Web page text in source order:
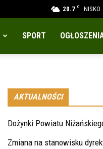
20.7 C NISKO
SPORT
AKTUALNOŚCI
Dożynki Powiatu
Zmiana na stanowisku